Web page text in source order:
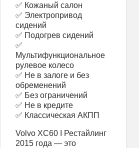
✅ Кожаный салон
✅ Электропривод
сидений
✅ Подогрев сидений
✅
Мультифункциональное
рулевое колесо
✅ Не в залоге и без
обременений
✅ Без ограничений
✅ Не в кредите
✅ Классическая АКПП
Volvo XC60 I Рестайлинг
2015 года — это